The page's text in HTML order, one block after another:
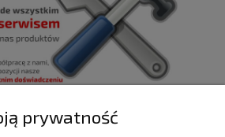
prywatność